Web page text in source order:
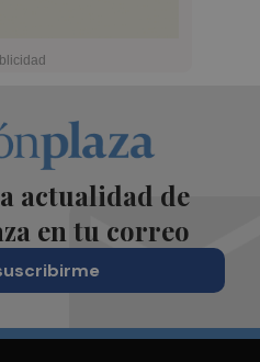
actualidad de
en tu correo